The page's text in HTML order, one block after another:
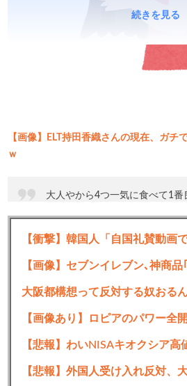
【画像】ELT持田香織さんの現在、ガチ
ｗ
大人やから4つ一気に食べて1
— 盛り塩 (@morisugi_warota)
続きを読む
続きを見る
大阪都構想って反対する奴おる